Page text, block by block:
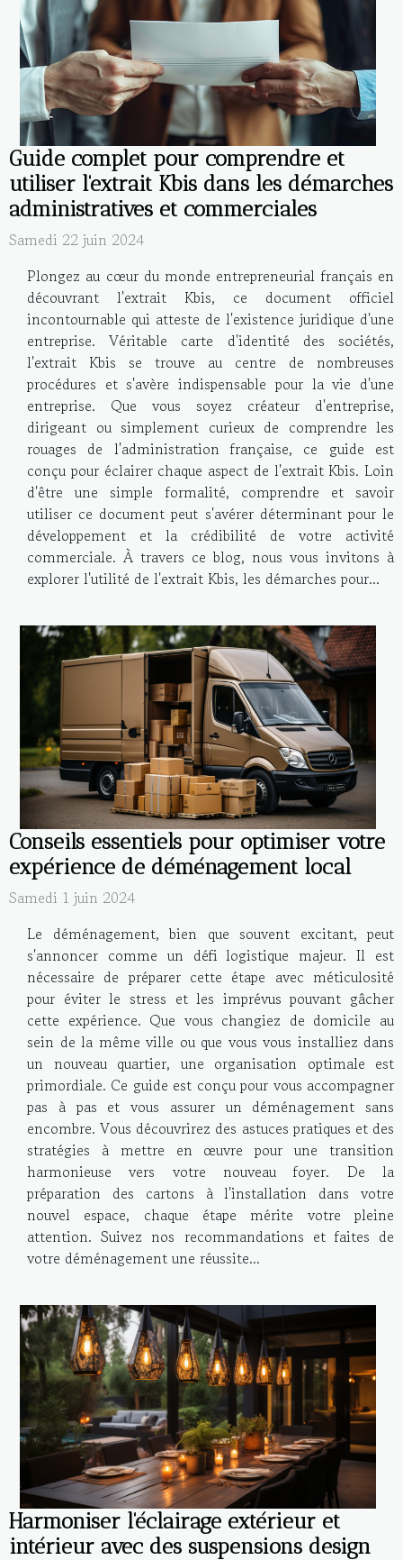
Guide complet pour comprendre et
utiliser l'extrait Kbis dans les démarches
administratives et commerciales
Samedi 22 juin 2024
Plongez au cœur du monde entrepreneurial français en
découvrant l'extrait Kbis, ce document officiel
incontournable qui atteste de l'existence juridique d'une
entreprise. Véritable carte d'identité des sociétés,
l'extrait Kbis se trouve au centre de nombreuses
procédures et s'avère indispensable pour la vie d'une
entreprise. Que vous soyez créateur d'entreprise,
dirigeant ou simplement curieux de comprendre les
rouages de l'administration française, ce guide est
conçu pour éclairer chaque aspect de l'extrait Kbis. Loin
d'être une simple formalité, comprendre et savoir
utiliser ce document peut s'avérer déterminant pour le
développement et la crédibilité de votre activité
commerciale. À travers ce blog, nous vous invitons à
explorer l'utilité de l'extrait Kbis, les démarches pour...
Conseils essentiels pour optimiser votre
expérience de déménagement local
Samedi 1 juin 2024
Le déménagement, bien que souvent excitant, peut
s'annoncer comme un défi logistique majeur. Il est
nécessaire de préparer cette étape avec méticulosité
pour éviter le stress et les imprévus pouvant gâcher
cette expérience. Que vous changiez de domicile au
sein de la même ville ou que vous vous installiez dans
un nouveau quartier, une organisation optimale est
primordiale. Ce guide est conçu pour vous accompagner
pas à pas et vous assurer un déménagement sans
encombre. Vous découvrirez des astuces pratiques et des
stratégies à mettre en œuvre pour une transition
harmonieuse vers votre nouveau foyer. De la
préparation des cartons à l'installation dans votre
nouvel espace, chaque étape mérite votre pleine
attention. Suivez nos recommandations et faites de
votre déménagement une réussite...
Harmoniser l'éclairage extérieur et
intérieur avec des suspensions design